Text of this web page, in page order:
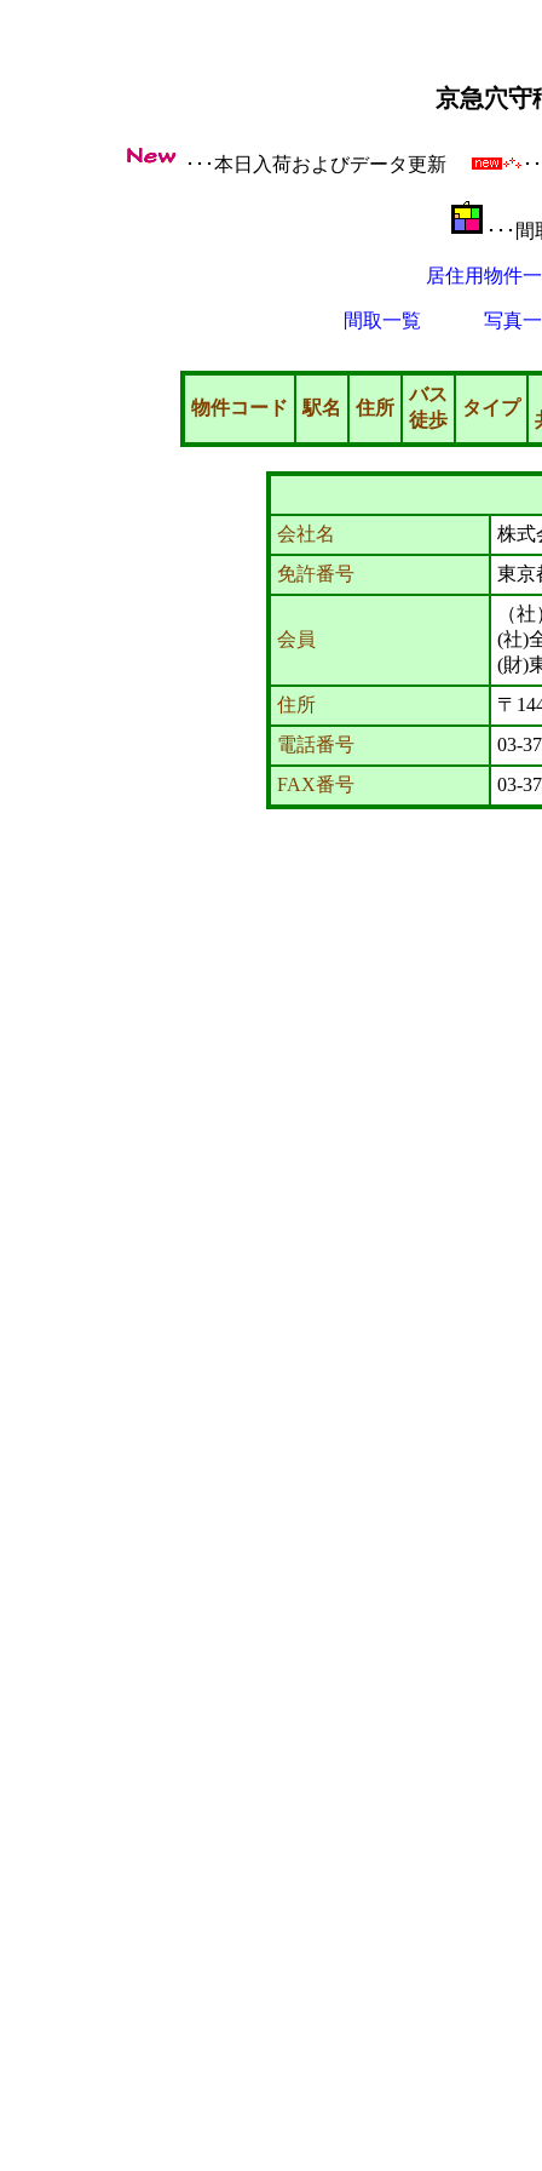
京急穴守
･･･本日入荷およびデータ更新 ･
･･･
居住用物件
間取一覧 写真
物件コード 駅名 住所
バス
徒歩
タイプ
会社名
株
免許番号
東京
会員
（
(社)
(財)
住所
〒
電話番号
03-
FAX番号
03-